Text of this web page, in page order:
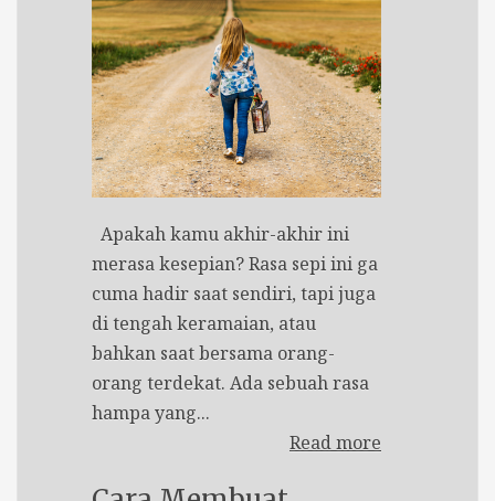
Apakah kamu akhir-akhir ini
merasa kesepian? Rasa sepi ini ga
cuma hadir saat sendiri, tapi juga
di tengah keramaian, atau
bahkan saat bersama orang-
orang terdekat. Ada sebuah rasa
hampa yang...
Read more